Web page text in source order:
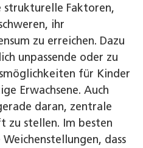
strukturelle Faktoren,
ihr
zu erreichen. Dazu
unpassende oder zu
für Kinder
Erwachsene. Auch
daran, zentrale
zu stellen. Im besten
dass